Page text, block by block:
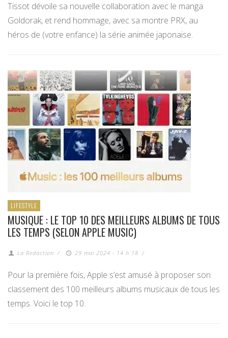
Tissot dévoile sa nouvelle collaboration avec le manga
Goldorak, et rend hommage, avec sa montre PRX, au
héros de (votre enfance) la série animée japonaise.
LIFESTYLE
MUSIQUE : LE TOP 10 DES MEILLEURS ALBUMS DE TOUS
LES TEMPS (SELON APPLE MUSIC)
La Redaction / 29 mai 2024 - 14 h 18 /
Pour la première fois, Apple s’est amusé à proposer son
classement des 100 meilleurs albums musicaux de tous les
temps. Voici le top 10.